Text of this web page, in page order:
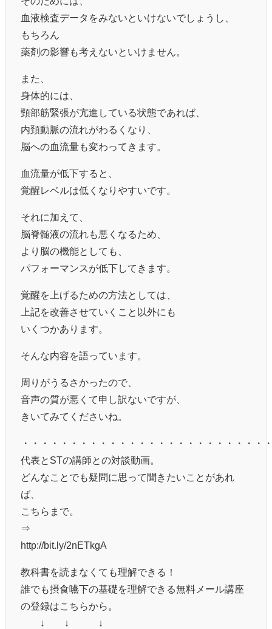
血液検査データをみないといけないでしょうし、
もちろん
薬剤の影響も考えないといけません。
また、
身体的には、
頸部筋緊張が亢進している状態であれば、
内頚動脈の流れがわるくなり、
脳への血流量も変わってきます。
血流量が低下すると、
覚醒レベルは低くなりやすいです。
それに加えて、
脳脊髄液の流れも悪くなるため、
より脳の機能としても、
パフォーマンスが低下してきます。
覚醒を上げるための方法としては、
上記を改善させていくこと以外にも
いくつかあります。
そんな内容を語っています。
周りがうるさかったので、
音声の質が悪くて申し訳ないですが、
きいてみてくださいね。
・・・・・・・・・・・・・・・・・・・・・・・・・
代表とSTの講師との対談動画。
どんなことでも疑問に思って聞きたいことがあれ
ば、
こちらまで。
⇒
http://bit.ly/2nETkgA
教科書を読まなくても理解できる！
誰でも摂食嚥下の基礎を理解できる無料メール講座
の登録はこちらから。
↓ ↓ ↓